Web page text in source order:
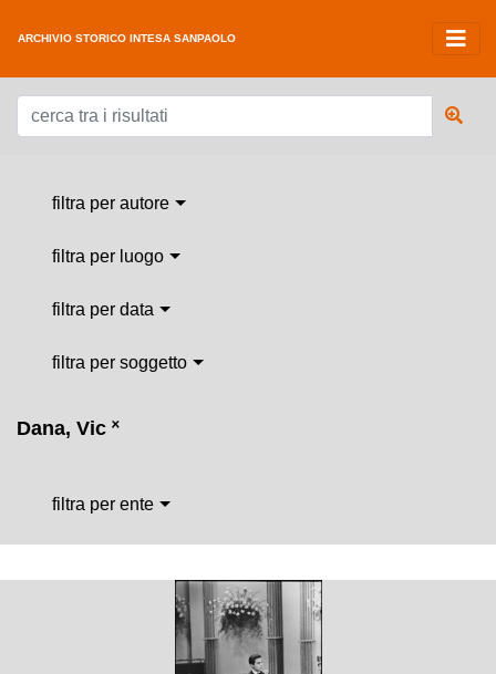
ARCHIVIO STORICO INTESA SANPAOLO
filtra per autore
filtra per luogo
filtra per data
filtra per soggetto
Dana, Vic ˟
filtra per ente